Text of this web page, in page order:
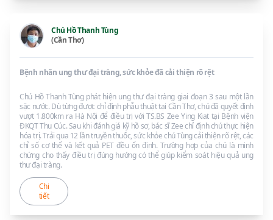
Chú Hồ Thanh Tùng
(Cần Thơ)
Bệnh nhân ung thư đại tràng, sức khỏe đã cải thiện rõ rệt
Chú Hồ Thanh Tùng phát hiện ung thư đại tràng giai đoạn 3 sau một lần
sặc nước. Dù từng được chỉ định phẫu thuật tại Cần Thơ, chú đã quyết định
vượt 1.800km ra Hà Nội để điều trị với TS.BS Zee Ying Kiat tại Bệnh viện
ĐKQT Thu Cúc. Sau khi đánh giá kỹ hồ sơ, bác sĩ Zee chỉ định chú thực hiện
hóa trị. Trải qua 12 lần truyền thuốc, sức khỏe chú Tùng cải thiện rõ rệt, các
chỉ số cơ thể và kết quả PET đều ổn định. Trường hợp của chú là minh
chứng cho thấy điều trị đúng hướng có thể giúp kiểm soát hiệu quả ung
thư đại tràng.
Chi
tiết